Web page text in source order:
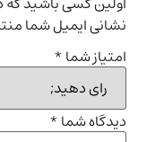
نشانی ایمیل شما
امتیاز شما*
دیدگاه شما*